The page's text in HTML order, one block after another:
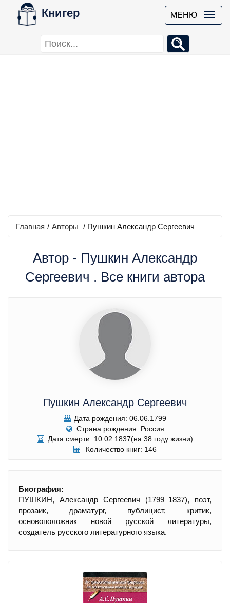
Книгер МЕНЮ
Главная / Авторы / Пушкин Александр Сергеевич
Автор - Пушкин Александр
Сергеевич . Все книги автора
Пушкин Александр Сергеевич
Дата рождения: 06.06.1799
Страна рождения: Россия
Дата смерти: 10.02.1837(на 38 году жизни)
Количество книг: 146
Биография:
ПУШКИН, Александр Сергеевич (1799–1837), поэт,
прозаик, драматург, публицист, критик,
основоположник новой русской литературы,
создатель русского литературного языка.